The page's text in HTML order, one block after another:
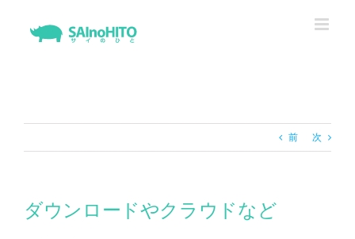
前 次
ダウンロードやクラウドなど